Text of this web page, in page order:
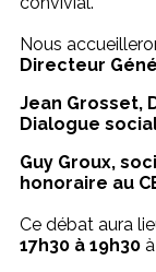
Nous
Directeur
Jean Grosset,
Dialogue
Guy Groux,
honoraire au
Ce débat aura
17h30 à 19h30